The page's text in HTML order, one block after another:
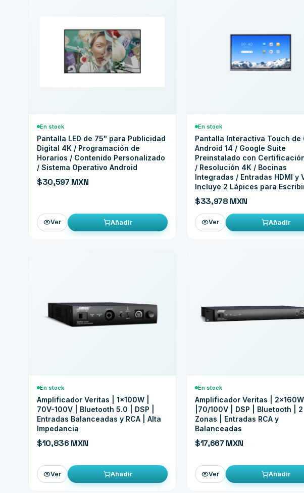
En stock
Pantalla LED de 75" para Publicidad
Digital 4K / Programación de
Horarios / Contenido Personalizado
/ Sistema Operativo Android
$30,597 MXN
Ver Añadir
En stock
Pantalla Interactiva Touch de
Android 14 / Google Suite
Preinstalado con Certificación
/ Resolución 4K / Bocinas
Integradas / Entradas HDMI y
Incluye 2 Lápices para
$33,978 MXN
Ver Añadir
En stock
Amplificador Veritas | 1x100W |
70V-100V | Bluetooth 5.0 | DSP |
Entradas Balanceadas y RCA | Alta
Impedancia
$10,836 MXN
Ver Añadir
En stock
Amplificador Veritas | 2x160W
|70/100V | DSP | Bluetooth | 2
Zonas | Entradas RCA y
Balanceadas
$17,667 MXN
Ver Añadir